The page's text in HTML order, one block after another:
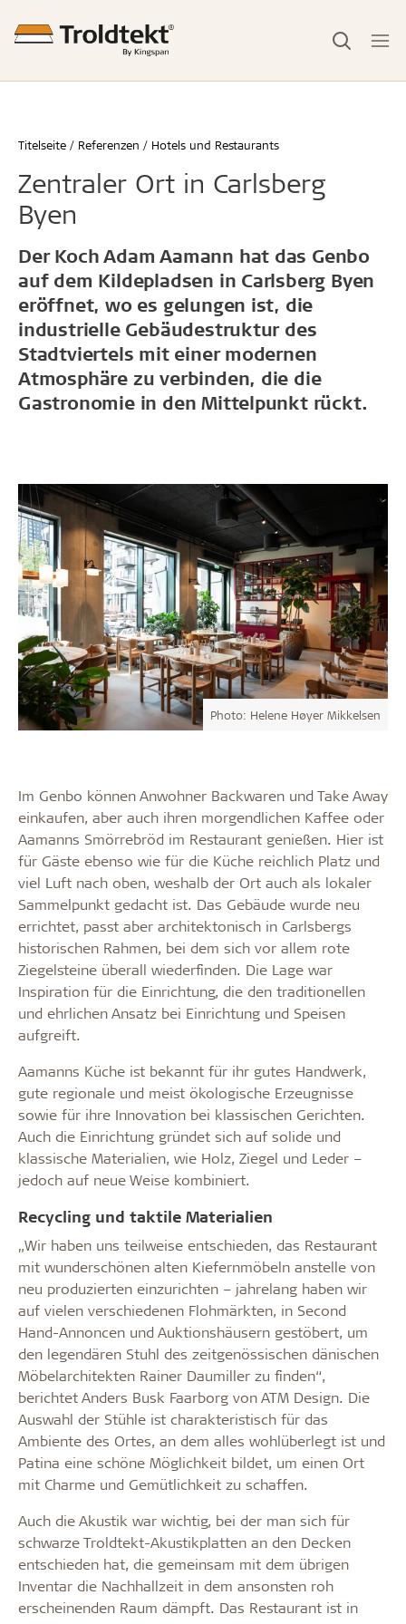
Titelseite Referenzen Hotels und Restaurants
Zentraler Ort in Carlsberg
Byen
Der Koch Adam Aamann hat das Genbo
auf dem Kildepladsen in Carlsberg Byen
eröffnet, wo es gelungen ist, die
industrielle Gebäudestruktur des
Stadtviertels mit einer modernen
Atmosphäre zu verbinden, die die
Gastronomie in den Mittelpunkt rückt.
Photo: Helene Høyer Mikkelsen
Im Genbo können Anwohner Backwaren und Take Away
einkaufen, aber auch ihren morgendlichen Kaffee oder
Aamanns Smörrebröd im Restaurant genießen. Hier ist
für Gäste ebenso wie für die Küche reichlich Platz und
viel Luft nach oben, weshalb der Ort auch als lokaler
Sammelpunkt gedacht ist. Das Gebäude wurde neu
errichtet, passt aber architektonisch in Carlsbergs
historischen Rahmen, bei dem sich vor allem rote
Ziegelsteine überall wiederfinden. Die Lage war
Inspiration für die Einrichtung, die den traditionellen
und ehrlichen Ansatz bei Einrichtung und Speisen
aufgreift.
Aamanns Küche ist bekannt für ihr gutes Handwerk,
gute regionale und meist ökologische Erzeugnisse
sowie für ihre Innovation bei klassischen Gerichten.
Auch die Einrichtung gründet sich auf solide und
klassische Materialien, wie Holz, Ziegel und Leder –
jedoch auf neue Weise kombiniert.
Recycling und taktile Materialien
„Wir haben uns teilweise entschieden, das Restaurant
mit wunderschönen alten Kiefernmöbeln anstelle von
neu produzierten einzurichten – jahrelang haben wir
auf vielen verschiedenen Flohmärkten, in Second
Hand-Annoncen und Auktionshäusern gestöbert, um
den legendären Stuhl des zeitgenössischen dänischen
Möbelarchitekten Rainer Daumiller zu finden“,
berichtet Anders Busk Faarborg von ATM Design. Die
Auswahl der Stühle ist charakteristisch für das
Ambiente des Ortes, an dem alles wohlüberlegt ist und
Patina eine schöne Möglichkeit bildet, um einen Ort
mit Charme und Gemütlichkeit zu schaffen.
Auch die Akustik war wichtig, bei der man sich für
schwarze Troldtekt-Akustikplatten an den Decken
entschieden hat, die gemeinsam mit dem übrigen
Inventar die Nachhallzeit in dem ansonsten roh
erscheinenden Raum dämpft. Das Restaurant ist in